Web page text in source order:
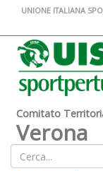
UNIONE ITALIANA
Comitato
Verona